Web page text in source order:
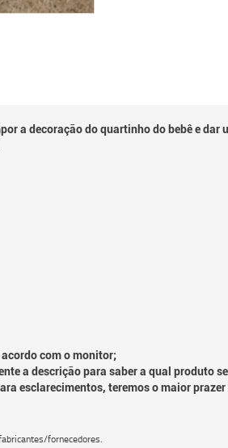
a decoração do quartinho do bebê e
com o monitor;
a descrição para saber a qual produto
esclarecimentos, teremos o maior
fornecedores.